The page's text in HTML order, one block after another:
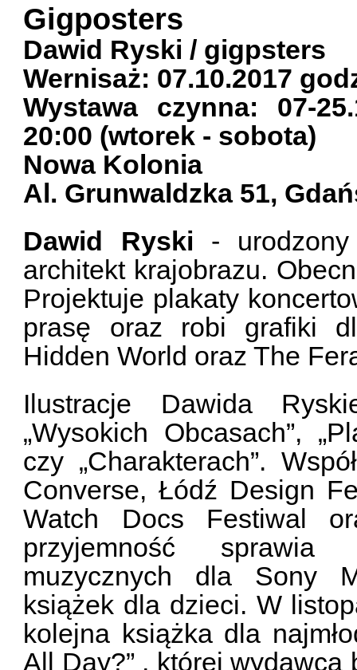
Gigposters
Dawid Ryski / gigpsters
Wernisaż: 07.10.2017
Wystawa czynna: 07-
20:00 (wtorek - sobota)
Nowa Kolonia
Al. Grunwaldzka 51,
Dawid Ryski -
architekt krajobrazu.
Projektuje plakaty
prasę oraz robi grafiki
Hidden World oraz The
Ilustracje Dawida
„Wysokich Obcasach”,
czy „Charakterach”.
Converse, Łódź Design
Watch Docs Festiwal
przyjemność sprawia
muzycznych dla Sony
książek dla dzieci. W
kolejna książka dla
All Day?” , której